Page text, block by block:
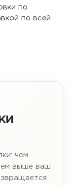
по
по всей
чем
выше ваш